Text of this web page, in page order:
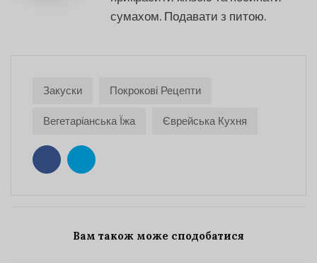
сумахом. Подавати з питою.
Закуски
Покрокові Рецепти
Вегетаріанська Їжа
Єврейська Кухня
Вам також може сподобатися